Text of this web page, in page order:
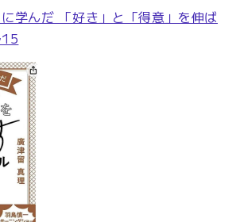
学んだ 「好き」と「得意」を伸ば